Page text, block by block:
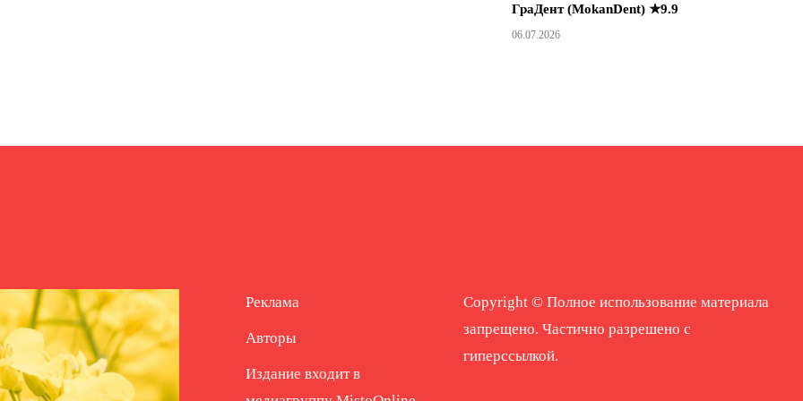
ГраДент (MokanDent) ★9.9
06.07.2026
Реклама
Авторы
Издание входит в
Copyright © Полное использование материала
запрещено. Частично разрешено с
гиперссылкой.